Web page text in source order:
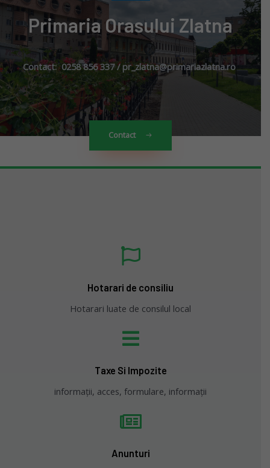
Primaria Orasului Zlatna
Contact: 0258 856 337 / pr_zlatna@primariazlatna.ro
Contact
Hotarari de consiliu
Hotarari luate de consilul local
Taxe Si Impozite
informații, acces, formulare, informații
Anunturi